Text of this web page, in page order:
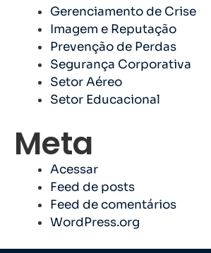
Gerenciamento de Crise
Imagem e Reputação
Prevenção de Perdas
Segurança Corporativa
Setor Aéreo
Setor Educacional
Meta
Acessar
Feed de posts
Feed de comentários
WordPress.org